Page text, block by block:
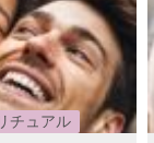
チュアル